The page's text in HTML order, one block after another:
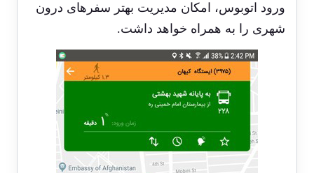
ورود اتوبوس، امکان مدیریت بهتر سفرهای درون‌
شهری را به همراه خواهد داشت.